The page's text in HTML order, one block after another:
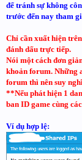
để tránh sự không
trước đến nay tham
Chỉ cần xuất hiện
đánh dấu trực tiếp.
Nói một cách đơn
khoản forum. Những
forum thì nên suy
**Nếu phát hiện 1
ban ID game cùng
Ví dụ hợp lệ: